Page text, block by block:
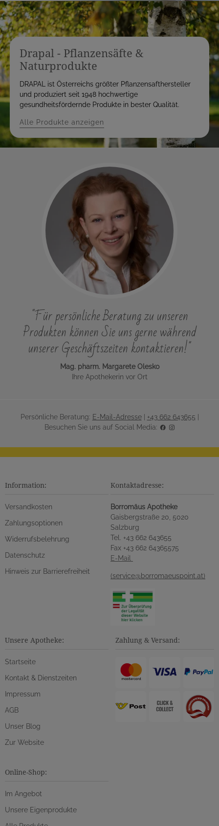
Drapal - Pflanzensäfte &
Naturprodukte
DRAPAL ist Österreichs größter Pflanzensafthersteller
und produziert seit 1948 hochwertige
gesundheitsfördernde Produkte in bester Qualität.
Alle Produkte anzeigen
"Für persönliche Beratung zu unseren
Produkten können Sie uns gerne während
unserer Geschäftszeiten kontaktieren!"
Mag. pharm. Margarete Olesko
Ihre Apothekerin vor Ort
Persönliche Beratung: E-Mail-Adresse| +43 662 643655
Besuchen Sie uns auf Social Media:
Information:
Versandkosten
Zahlungsoptionen
Widerrufsbelehrung
Datenschutz
Hinweis zur Barrierefreiheit
Kontaktadresse:
Borromäus Apotheke
Gaisbergstraße 20, 5020
Salzburg
Tel. +43 662 643655
Fax +43 662 64365575
E-Mail
(service@borromaeuspoint.at)
Unsere Apotheke:
Startseite
Kontakt & Dienstzeiten
Impressum
AGB
Unser Blog
Zur Website
Zahlung & Versand:
Online-Shop:
Im Angebot
Unsere Eigenprodukte